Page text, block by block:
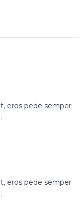
eros pede semper
eros pede semper